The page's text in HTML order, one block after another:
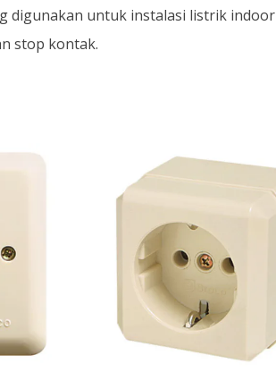
digunakan untuk instalasi listrik indoor
stop kontak.